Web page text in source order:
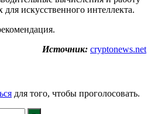
искусственного интеллекта.
Источник: cryptonews.net
для того, чтобы проголосовать.